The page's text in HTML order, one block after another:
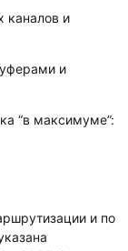
каналов и
и
“в максимуме”:
и по